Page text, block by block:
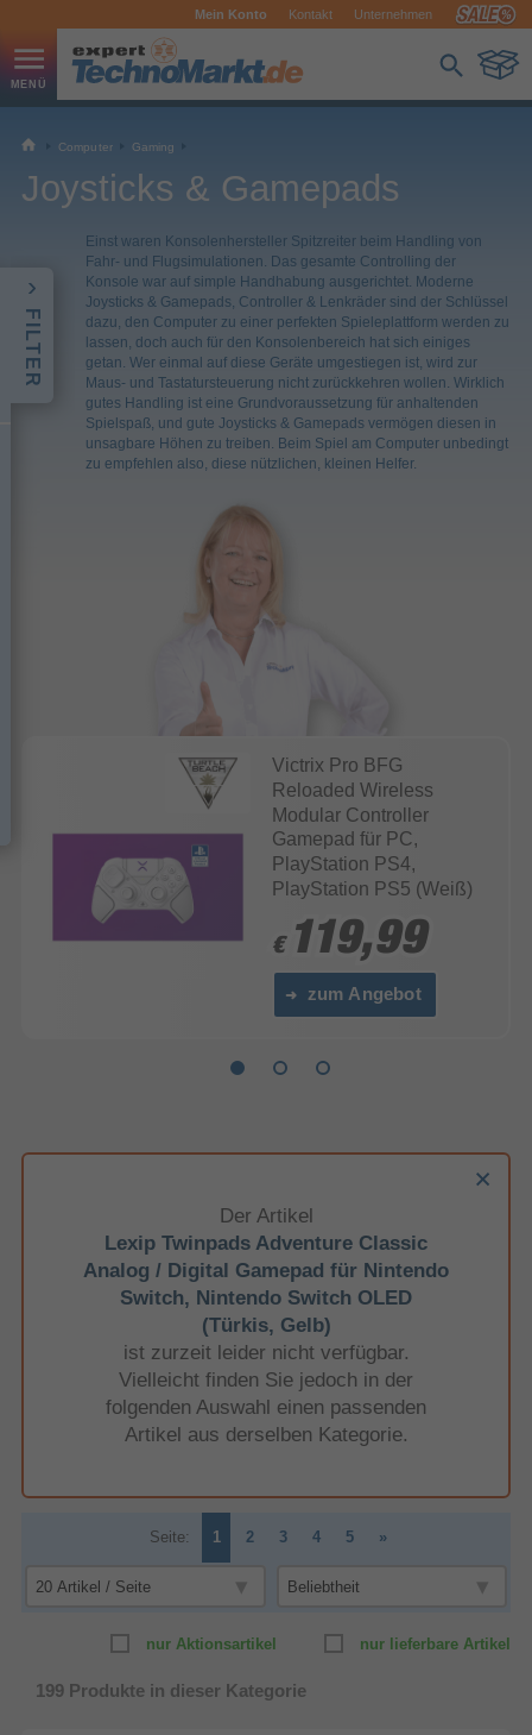
Mein Konto Kontakt Unternehmen
FILTER
Computer Gaming
Joysticks & Gamepads
Einst waren Konsolenhersteller Spitzreiter beim Handling von
Fahr- und Flugsimulationen. Das gesamte Controlling der
Konsole war auf simple Handhabung ausgerichtet. Moderne
Joysticks & Gamepads, Controller & Lenkräder sind der Schlüssel
dazu, den Computer zu einer perfekten Spieleplattform werden zu
lassen, doch auch für den Konsolenbereich hat sich einiges
getan. Wer einmal auf diese Geräte umgestiegen ist, wird zur
Maus- und Tastatursteuerung nicht zurückkehren wollen. Wirklich
gutes Handling ist eine Grundvoraussetzung für anhaltenden
Spielspaß, und gute Joysticks & Gamepads vermögen diesen in
unsagbare Höhen zu treiben. Beim Spiel am Computer unbedingt
zu empfehlen also, diese nützlichen, kleinen Helfer.
Victrix Pro BFG
Reloaded Wireless
Modular Controller
Gamepad für PC,
PlayStation PS4,
PlayStation PS5 (Weiß)
€ 119,99
€ 119,99
zum Angebot
Der Artikel
Lexip Twinpads Adventure Classic
Analog / Digital Gamepad für Nintendo
Switch, Nintendo Switch OLED
(Türkis, Gelb)
ist zurzeit leider nicht verfügbar.
Vielleicht finden Sie jedoch in der
folgenden Auswahl einen passenden
Artikel aus derselben Kategorie.
Seite: 1 2 3 4 5 »
nur lieferbare Artikel
nur Aktionsartikel
199 Produkte in dieser Kategorie